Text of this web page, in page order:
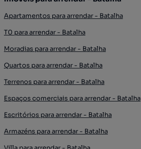
Apartamentos para arrendar - Batalha
T0 para arrendar - Batalha
Moradias para arrendar - Batalha
Quartos para arrendar - Batalha
Terrenos para arrendar - Batalha
Espaços comerciais para arrendar - Batalha
Escritórios para arrendar - Batalha
Armazéns para arrendar - Batalha